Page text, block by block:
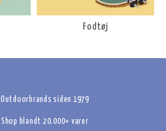
Fodtøj
Outdoorbrands siden 1979
Shop blandt 20.000+ varer